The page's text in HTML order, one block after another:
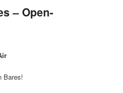
– Open-
Bares!